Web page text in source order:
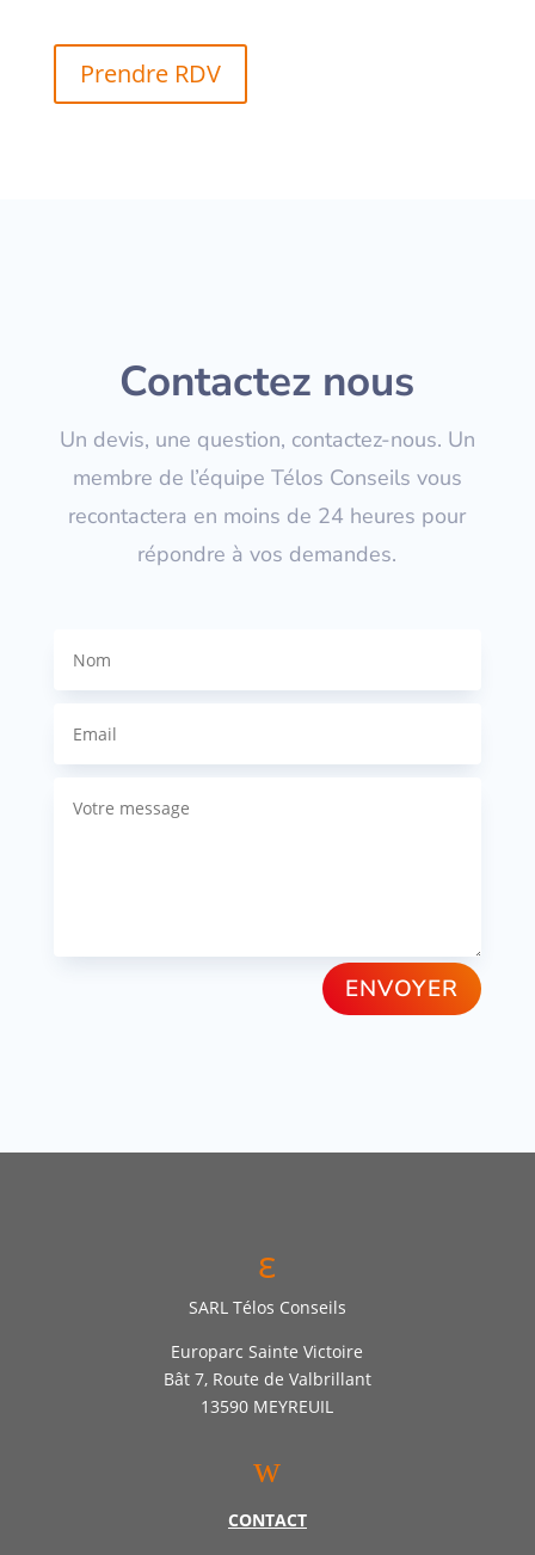
Prendre RDV
Contactez nous
Un devis, une question, contactez-nous. Un
membre de l’équipe Télos Conseils vous
recontactera en moins de 24 heures pour
répondre à vos demandes.
ENVOYER
ε
SARL Télos Conseils
Europarc Sainte Victoire
Bât 7, Route de Valbrillant
13590 MEYREUIL
w
CONTACT